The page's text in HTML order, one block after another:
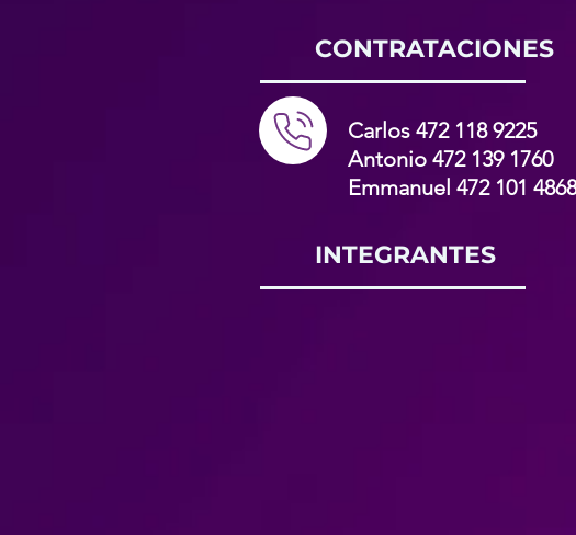
CONTRATACIONES
Carlos 472 118 9225
Antonio 472 139 1760
Emmanuel 472 101 4868
INTEGRANTES